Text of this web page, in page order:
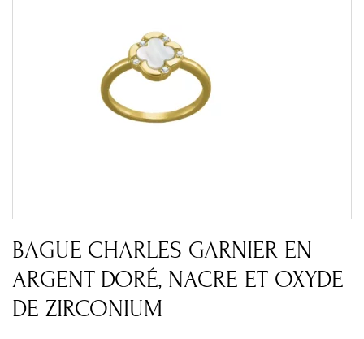
BAGUE CHARLES GARNIER EN
ARGENT DORÉ, NACRE ET OXYDE
DE ZIRCONIUM